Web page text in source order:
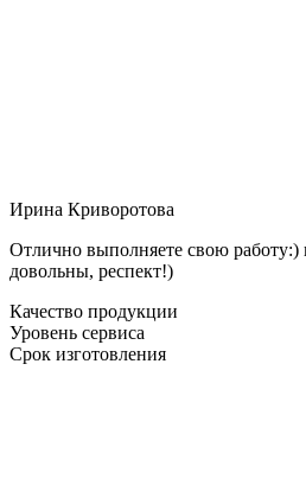
Ирина Криворотова
Отлично выполняете свою работу:)
довольны, респект!)
Качество продукции
Уровень сервиса
Срок изготовления